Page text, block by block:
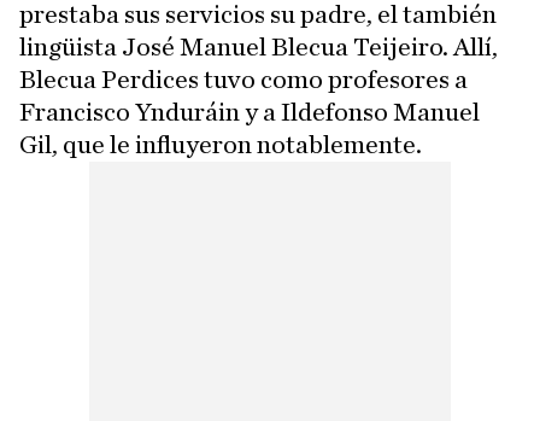
prestaba sus servicios su padre, el también
lingüista José Manuel Blecua Teijeiro. Allí,
Blecua Perdices tuvo como profesores a
Francisco Ynduráin y a Ildefonso Manuel
Gil, que le influyeron notablemente.